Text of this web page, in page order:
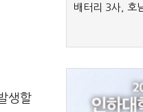
생할
배터리 3사, 호